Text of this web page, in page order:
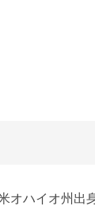
オハイオ州出